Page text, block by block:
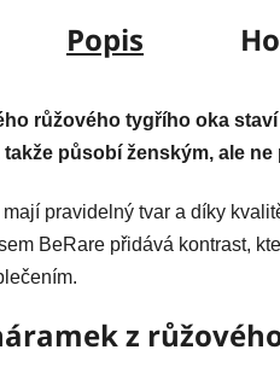
Popis
růžového tygřího oka
působí ženským, ale ne
pravidelný tvar a díky
BeRare přidává kontrast,
z